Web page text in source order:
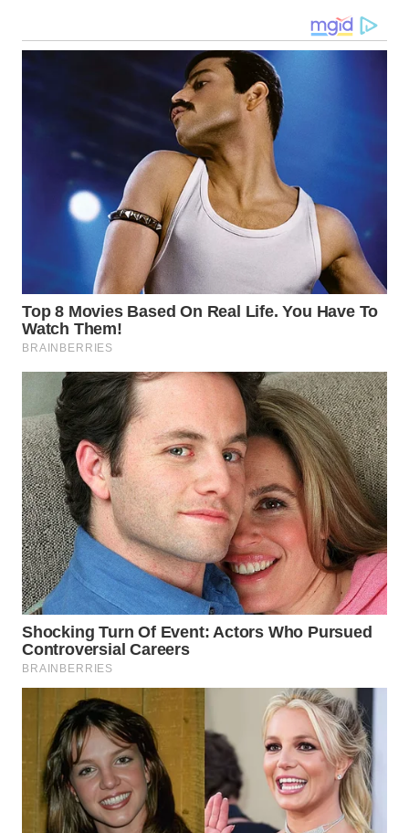
MALUT
DANAU
TOBA
WN
LANGKAT
WN
TAPANULI
SELATAN
WN
TANJUNG
LESUNG
WN
KARO
WN
SIMALUNGUN
WN
LABUHANBATU
WN
TAPANULI
TENGAH